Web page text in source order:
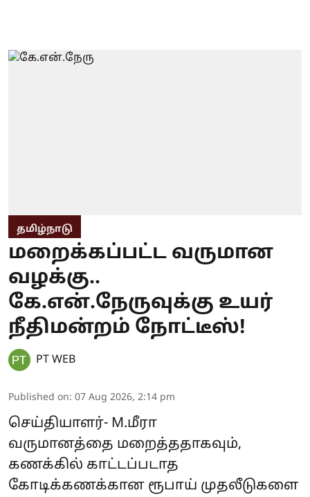
தமிழ்நாடு
மறைக்கப்பட்ட வருமான
வழக்கு..
கே.என்.நேருவுக்கு உயர்
நீதிமன்றம் நோட்டீஸ்!
PT WEB
Published on: 07 Aug 2026, 2:14 pm
செய்தியாளர்- M.மீரா
வருமானத்தை மறைத்ததாகவும்,
கணக்கில் காட்டப்படாத
கோடிக்கணக்கான ரூபாய் முதலீடுகளை